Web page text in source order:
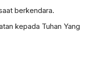
berkendara.
kepada Tuhan Yang